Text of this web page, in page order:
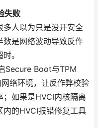
失败
多人以为只是没开安全
数是网络波动导致反作
。
Secure Boot与TPM
络环境，让反作弊校验
如果是HVCI内核隔离
的HVCI报错修复工具